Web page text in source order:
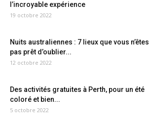
l’incroyable expérience
19 octobre 2022
Nuits australiennes : 7 lieux que vous n’êtes
pas prêt d’oublier...
12 octobre 2022
Des activités gratuites à Perth, pour un été
coloré et bien...
5 octobre 2022